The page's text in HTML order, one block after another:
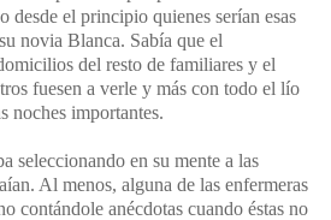
desde el principio quienes serían esas
novia Blanca. Sabía que el
del resto de familiares y el
fuesen a verle y más con todo el lío
noches importantes.
seleccionando en su mente a las
Al menos, alguna de las enfermeras
contándole anécdotas cuando éstas no